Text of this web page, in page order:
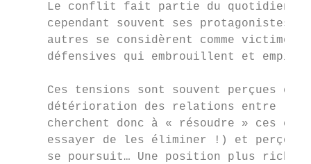
Le conflit fait partie du quotidien
cependant souvent ses protagonistes.
autres se considèrent comme victimes
défensives qui embrouillent et
Ces tensions sont souvent perçues
détérioration des relations entre les
cherchent donc à « résoudre » ces
essayer de les éliminer !) et
se poursuit… Une position plus